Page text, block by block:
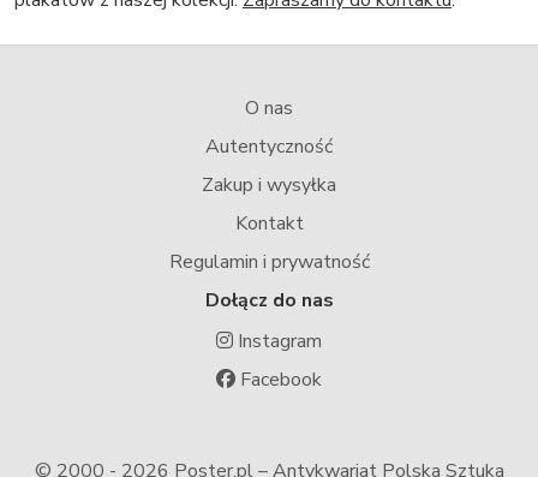
O nas
Autentyczność
Zakup i wysyłka
Kontakt
Regulamin i prywatność
Dołącz do nas
Instagram
Facebook
© 2000 - 2026 Poster.pl – Antykwariat Polska Sztuka